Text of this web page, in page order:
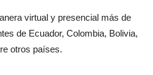
virtual y presencial más de
de Ecuador, Colombia, Bolivia,
otros países.